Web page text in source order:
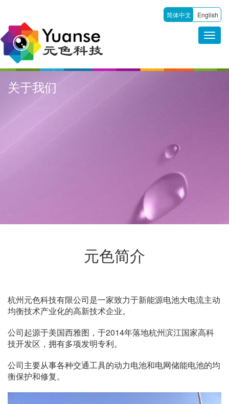
简体中文 English
关于我们
元色简介
杭州元色科技有限公司是一家致力于新能源电池大电流主动
均衡技术产业化的高新技术企业。
公司起源于美国西雅图，于2014年落地杭州滨江国家高科
技开发区，拥有多项发明专利。
公司主要从事各种交通工具的动力电池和电网储能电池的均
衡保护和修复。